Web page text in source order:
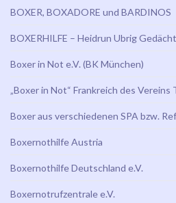
BOXER, BOXADORE und BARDINOS
BOXERHILFE – Heidrun Ubrig
Boxer in Not e.V. (BK München)
„Boxer in Not“ Frankreich des Vereins
Boxer aus verschiedenen SPA bzw.
Boxernothilfe Austria
Boxernothilfe Deutschland e.V.
Boxernotrufzentrale e.V.